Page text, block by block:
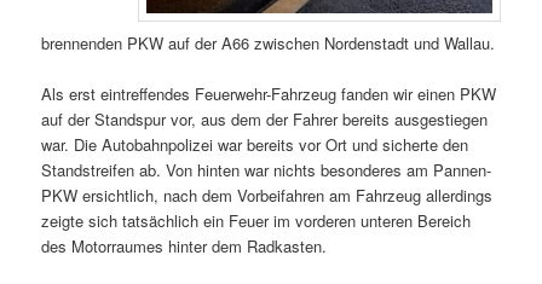
brennenden PKW auf der A66 zwischen Nordenstadt und Wallau.
Als erst eintreffendes Feuerwehr-Fahrzeug fanden wir einen PKW
auf der Standspur vor, aus dem der Fahrer bereits ausgestiegen
war. Die Autobahnpolizei war bereits vor Ort und sicherte den
Standstreifen ab. Von hinten war nichts besonderes am Pannen-
PKW ersichtlich, nach dem Vorbeifahren am Fahrzeug allerdings
zeigte sich tatsächlich ein Feuer im vorderen unteren Bereich
des Motorraumes hinter dem Radkasten.